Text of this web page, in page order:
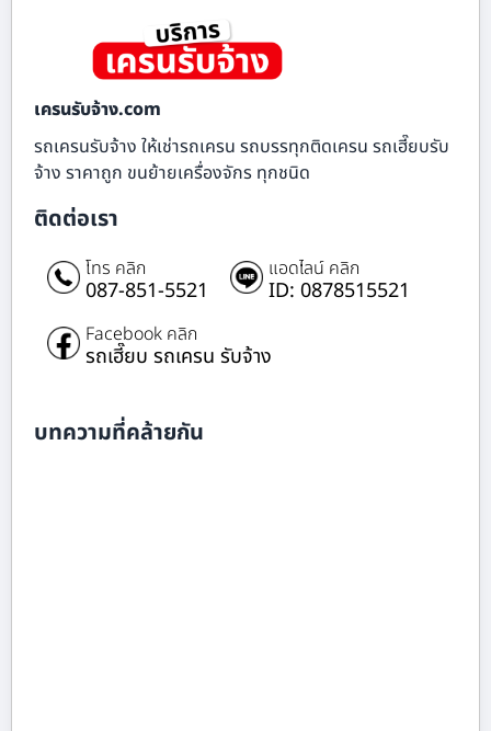
เครนรับจ้าง.com
รถเครนรับจ้าง ให้เช่ารถเครน รถบรรทุกติดเครน รถเฮี๊ยบรับ
จ้าง ราคาถูก ขนย้ายเครื่องจักร ทุกชนิด
ติดต่อเรา
โทร คลิก
087-851-5521
แอดไลน์ คลิก
ID: 0878515521
Facebook คลิก
รถเฮี๊ยบ รถเครน รับจ้าง
บทความที่คล้ายกัน